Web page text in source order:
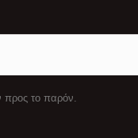
προς το παρόν.